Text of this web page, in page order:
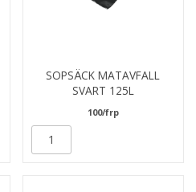
SOPSÄCK MATAVFALL
SVART 125L
100/frp